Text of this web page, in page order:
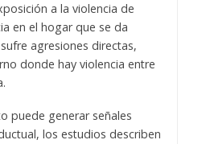
a la violencia de
en el hogar que se da
agresiones directas,
donde hay violencia entre
puede generar señales
los estudios describen